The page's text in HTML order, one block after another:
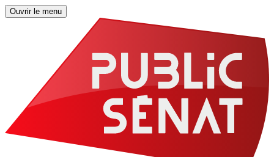
Ouvrir le menu